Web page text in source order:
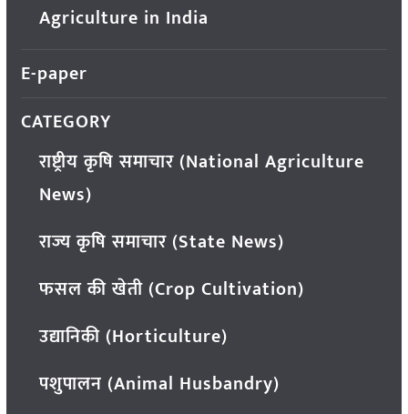
Agriculture in India
E-paper
CATEGORY
राष्ट्रीय कृषि समाचार (National Agriculture
News)
राज्य कृषि समाचार (State News)
फसल की खेती (Crop Cultivation)
उद्यानिकी (Horticulture)
पशुपालन (Animal Husbandry)